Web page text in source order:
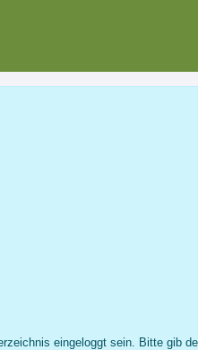
eingeloggt sein. Bitte gib